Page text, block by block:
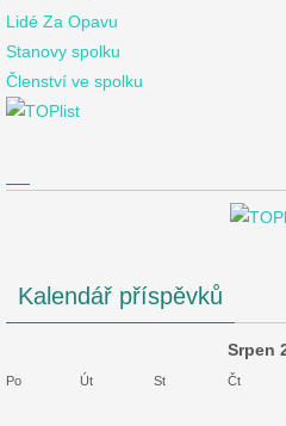
Lidé Za Opavu
Stanovy spolku
Členství ve spolku
Kalendář příspěvků
Srpen
Po Út St Čt